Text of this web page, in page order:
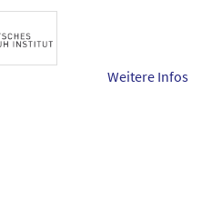
Weitere Infos